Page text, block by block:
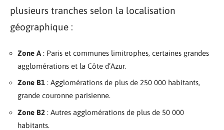
plusieurs tranches selon la localisation
géographique :
Zone A : Paris et communes limitrophes, certaines grandes
agglomérations et la Côte d’Azur.
Zone B1 : Agglomérations de plus de 250 000 habitants,
grande couronne parisienne.
Zone B2 : Autres agglomérations de plus de 50 000
habitants.